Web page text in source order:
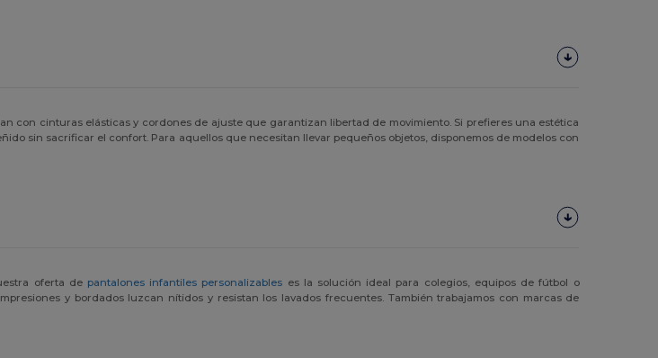
con cinturas elásticas y cordones de ajuste que garantizan libertad de movimiento. Si prefieres una estética
sin sacrificar el confort. Para aquellos que necesitan llevar pequeños objetos, disponemos de modelos con
oferta de pantalones infantiles personalizables es la solución ideal para colegios, equipos de fútbol o
y bordados luzcan nítidos y resistan los lavados frecuentes. También trabajamos con marcas de